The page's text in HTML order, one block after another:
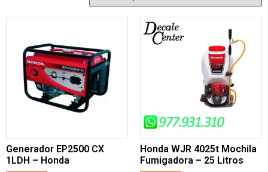
Generador EP2500 CX
1LDH – Honda
Honda WJR 4025t Mochila
Fumigadora – 25 Litros